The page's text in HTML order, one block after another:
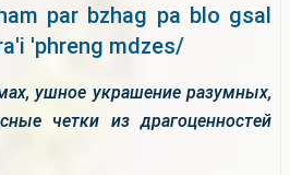
par bzhag pa blo gsal
'phreng mdzes/
ушное украшение разумных,
четки из драгоценностей